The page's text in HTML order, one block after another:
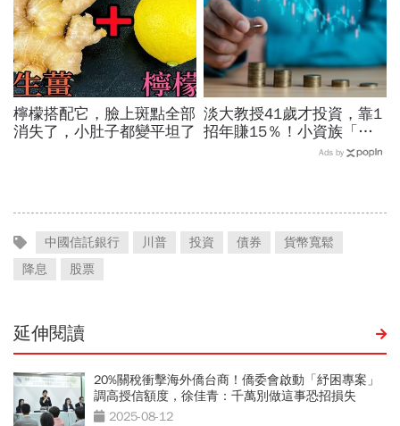
檸檬搭配它，臉上斑點全部
消失了，小肚子都變平坦了
淡大教授41歲才投資，靠1
招年賺15％！小資族「勝
率最高」ETF配置法公開：
Ads by
中國信託銀行 川普 投資 債券
貨幣寬鬆
降息
股票
延伸閱讀
20%關稅衝擊海外僑台商！僑委會啟動「紓困專案」
調高授信額度，徐佳青：千萬別做這事恐招損失
2025-08-12